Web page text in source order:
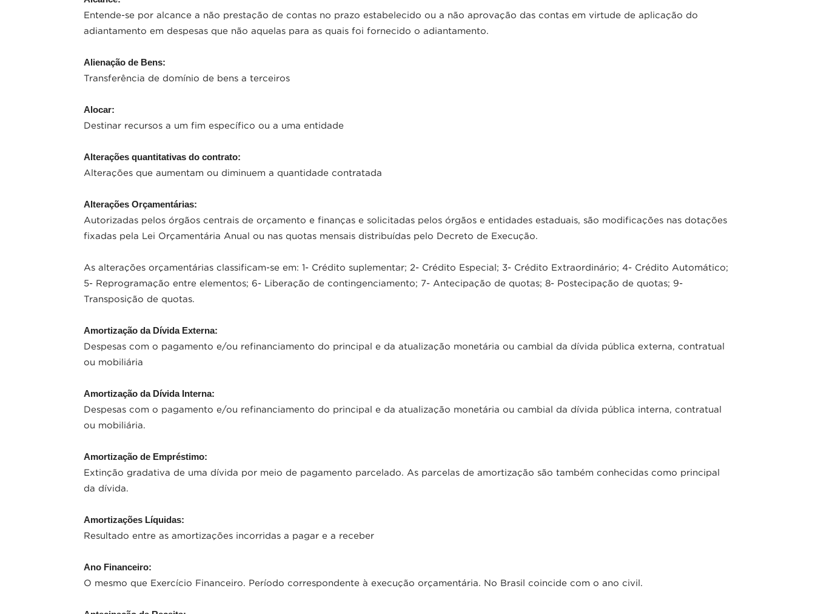
Entende-se por alcance a não prestação de contas no prazo estabelecido ou a não aprovação das contas em virtude de aplicação do
adiantamento em despesas que não aquelas para as quais foi fornecido o adiantamento.
Alienação de Bens:
Transferência de domínio de bens a terceiros
Alocar:
Destinar recursos a um fim específico ou a uma entidade
Alterações quantitativas do contrato:
Alterações que aumentam ou diminuem a quantidade contratada
Alterações Orçamentárias:
Autorizadas pelos órgãos centrais de orçamento e finanças e solicitadas pelos órgãos e entidades estaduais, são modificações nas dotações
fixadas pela Lei Orçamentária Anual ou nas quotas mensais distribuídas pelo Decreto de Execução.
As alterações orçamentárias classificam-se em: 1- Crédito suplementar; 2- Crédito Especial; 3- Crédito Extraordinário; 4- Crédito Automático;
5- Reprogramação entre elementos; 6- Liberação de contingenciamento; 7- Antecipação de quotas; 8- Postecipação de quotas; 9-
Transposição de quotas.
Amortização da Dívida Externa:
Despesas com o pagamento e/ou refinanciamento do principal e da atualização monetária ou cambial da dívida pública externa, contratual
ou mobiliária
Amortização da Dívida Interna:
Despesas com o pagamento e/ou refinanciamento do principal e da atualização monetária ou cambial da dívida pública interna, contratual
ou mobiliária.
Amortização de Empréstimo:
Extinção gradativa de uma dívida por meio de pagamento parcelado. As parcelas de amortização são também conhecidas como principal
da dívida.
Amortizações Líquidas:
Resultado entre as amortizações incorridas a pagar e a receber
Ano Financeiro:
O mesmo que Exercício Financeiro. Período correspondente à execução orçamentária. No Brasil coincide com o ano civil.